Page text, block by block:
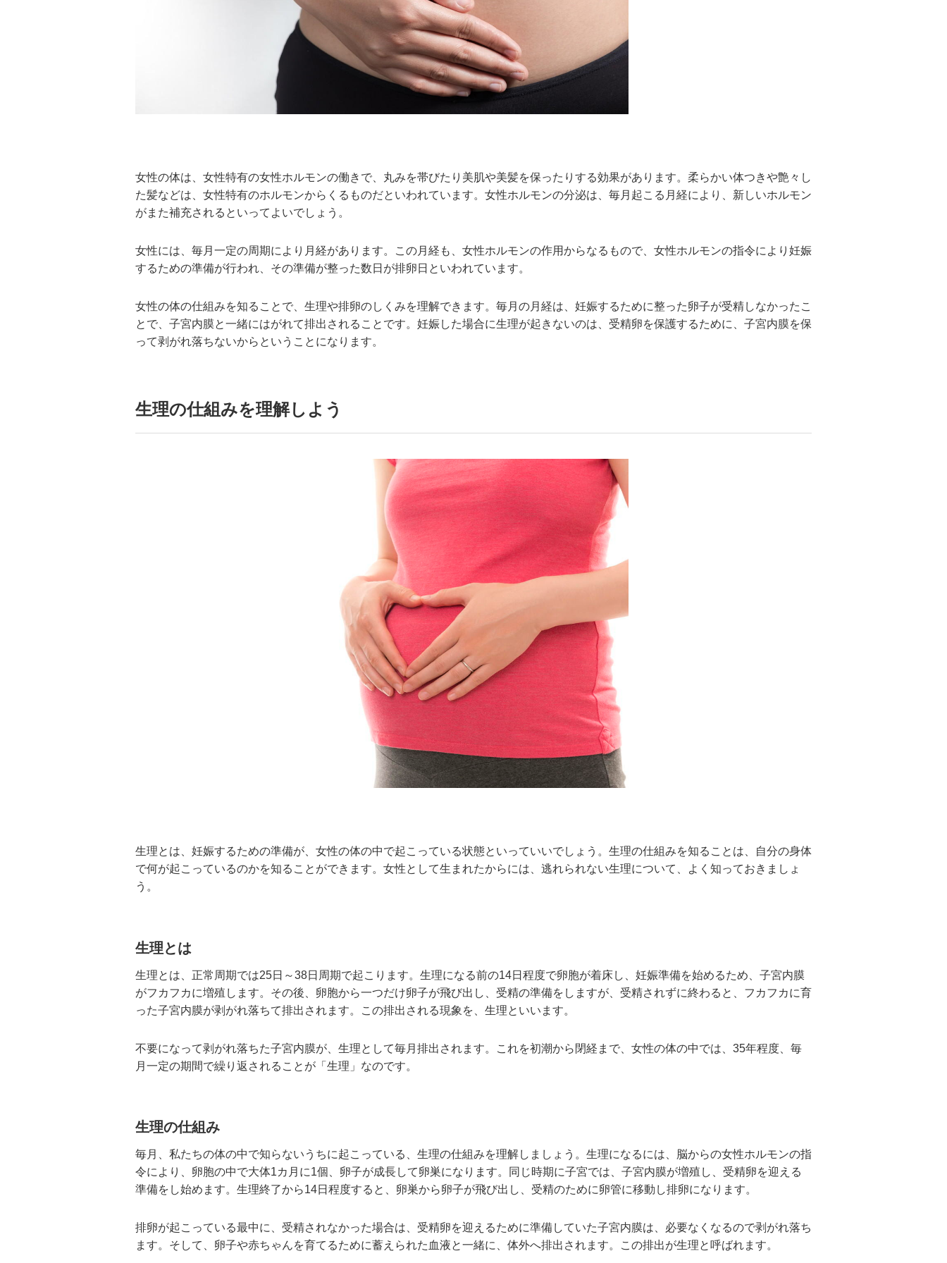
女性の体は、女性特有の女性ホルモンの働きで、丸みを帯びたり美肌や美髪を保ったりする効果があります。柔らかい体つきや艶々し
た髪などは、女性特有のホルモンからくるものだといわれています。女性ホルモンの分泌は、毎月起こる月経により、新しいホルモン
がまた補充されるといってよいでしょう。
女性には、毎月一定の周期により月経があります。この月経も、女性ホルモンの作用からなるもので、女性ホルモンの指令により妊娠
するための準備が行われ、その準備が整った数日が排卵日といわれています。
女性の体の仕組みを知ることで、生理や排卵のしくみを理解できます。毎月の月経は、妊娠するために整った卵子が受精しなかったこ
とで、子宮内膜と一緒にはがれて排出されることです。妊娠した場合に生理が起きないのは、受精卵を保護するために、子宮内膜を保
って剥がれ落ちないからということになります。
生理の仕組みを理解しよう
生理とは、妊娠するための準備が、女性の体の中で起こっている状態といっていいでしょう。生理の仕組みを知ることは、自分の身体
で何が起こっているのかを知ることができます。女性として生まれたからには、逃れられない生理について、よく知っておきましょ
う。
生理とは
生理とは、正常周期では25日～38日周期で起こります。生理になる前の14日程度で卵胞が着床し、妊娠準備を始めるため、子宮内膜
がフカフカに増殖します。その後、卵胞から一つだけ卵子が飛び出し、受精の準備をしますが、受精されずに終わると、フカフカに育
った子宮内膜が剥がれ落ちて排出されます。この排出される現象を、生理といいます。
不要になって剥がれ落ちた子宮内膜が、生理として毎月排出されます。これを初潮から閉経まで、女性の体の中では、35年程度、毎
月一定の期間で繰り返されることが「生理」なのです。
生理の仕組み
毎月、私たちの体の中で知らないうちに起こっている、生理の仕組みを理解しましょう。生理になるには、脳からの女性ホルモンの指
令により、卵胞の中で大体1カ月に1個、卵子が成長して卵巣になります。同じ時期に子宮では、子宮内膜が増殖し、受精卵を迎える
準備をし始めます。生理終了から14日程度すると、卵巣から卵子が飛び出し、受精のために卵管に移動し排卵になります。
排卵が起こっている最中に、受精されなかった場合は、受精卵を迎えるために準備していた子宮内膜は、必要なくなるので剥がれ落ち
ます。そして、卵子や赤ちゃんを育てるために蓄えられた血液と一緒に、体外へ排出されます。この排出が生理と呼ばれます。